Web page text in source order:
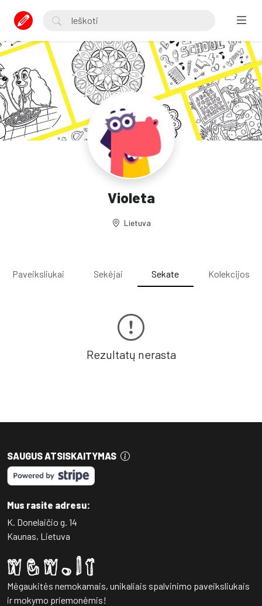
Violeta
Lietuva
Paveiksliukai Sekėjai Sekate Kolekcijos
Rezultatų nerasta
SAUGUS ATSISKAITYMAS
Mus rasite adresu:
K. Donelaičio g. 14
Kaunas, Lietuva
Mėgaukitės nemokamais, unikaliais spalvinimo paveiksliukais
ir mokymo priemonėmis!